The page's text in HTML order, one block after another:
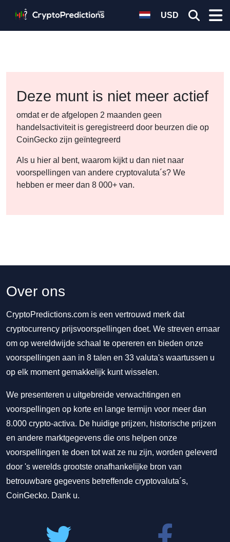
USD
Deze munt is niet meer actief
omdat er de afgelopen 2 maanden geen
handelsactiviteit is geregistreerd door beurzen die op
CoinGecko zijn geïntegreerd
Als u hier al bent, waarom kijkt u dan niet naar
voorspellingen van andere cryptovaluta´s? We
hebben er meer dan 8 000+ van.
Over ons
CryptoPredictions.com is een vertrouwd merk dat
cryptocurrency prijsvoorspellingen doet. We streven ernaar
om op wereldwijde schaal te opereren en bieden onze
voorspellingen aan in 8 talen en 33 valuta's waartussen u
op elk moment gemakkelijk kunt wisselen.
We presenteren u uitgebreide verwachtingen en
voorspellingen op korte en lange termijn voor meer dan
8.000 crypto-activa. De huidige prijzen, historische prijzen
en andere marktgegevens die ons helpen onze
voorspellingen te doen tot wat ze nu zijn, worden geleverd
door 's werelds grootste onafhankelijke bron van
betrouwbare gegevens betreffende cryptovaluta´s,
CoinGecko. Dank u.